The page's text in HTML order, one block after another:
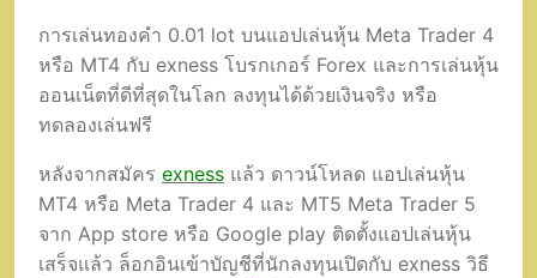
การเล่นทองคำ 0.01 lot บนแอปเล่นหุ้น Meta Trader 4
หรือ MT4 กับ exness โบรกเกอร์ Forex และการเล่นหุ้น
ออนเน็ตที่ดีที่สุดในโลก ลงทุนได้ด้วยเงินจริง หรือ
ทดลองเล่นฟรี
หลังจากสมัคร exness แล้ว ดาวน์โหลด แอปเล่นหุ้น
MT4 หรือ Meta Trader 4 และ MT5 Meta Trader 5
จาก App store หรือ Google play ติดตั้งแอปเล่นหุ้น
เสร็จแล้ว ล็อกอินเข้าบัญชีที่นักลงทุนเปิดกับ exness วิธี